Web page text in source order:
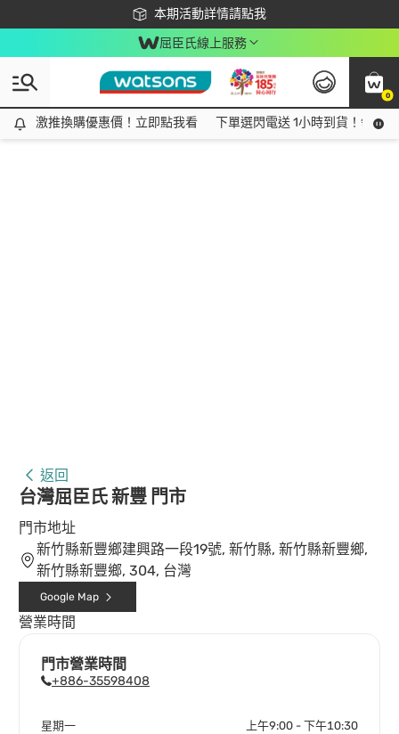
本期活動詳情請點我
下載app最高回饋$350
屈臣氏線上服務
0
激推換購優惠價！立即點我看
激推換購優惠價！立即點我看 下單選閃電送 1小時到貨！領神
返回
台灣屈臣氏 新豐 門市
門市地址
新竹縣新豐鄉建興路一段19號, 新竹縣, 新竹縣新豐鄉,
新竹縣新豐鄉, 304, 台灣
Google Map
營業時間
門市營業時間
+886-35598408
星期一 上午9:00 - 下午10:30